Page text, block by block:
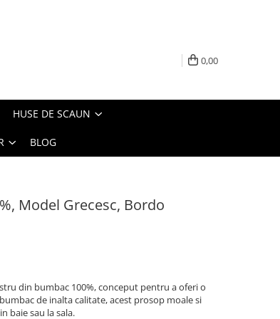
0,00
HUSE DE SCAUN
BLOG
Model Grecesc, Bordo
din bumbac 100%, conceput pentru a oferi o
de inalta calitate, acest prosop moale si
baie sau la sala.